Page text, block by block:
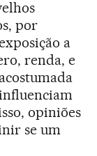
por
a
renda, e
opiniões
se um